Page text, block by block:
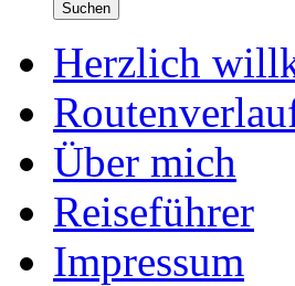
Herzlich
Über mich
Reiseführer
Impressum